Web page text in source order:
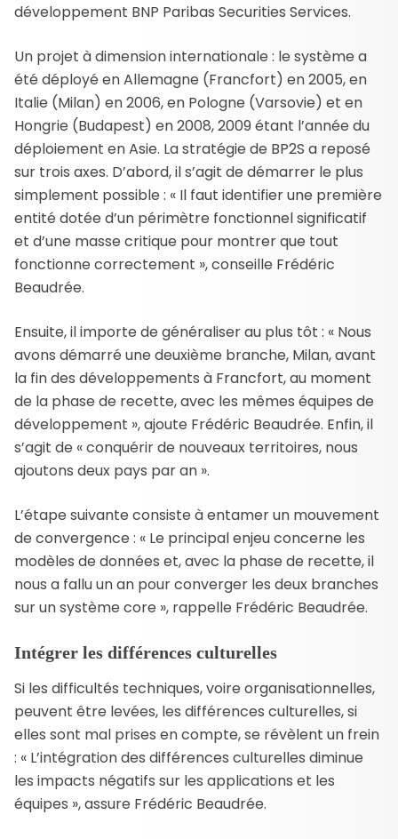
développement BNP Paribas Securities Services.
Un projet à dimension internationale : le système a
été déployé en Allemagne (Francfort) en 2005, en
Italie (Milan) en 2006, en Pologne (Varsovie) et en
Hongrie (Budapest) en 2008, 2009 étant l’année du
déploiement en Asie. La stratégie de BP2S a reposé
sur trois axes. D’abord, il s’agit de démarrer le plus
simplement possible : « Il faut identifier une première
entité dotée d’un périmètre fonctionnel significatif
et d’une masse critique pour montrer que tout
fonctionne correctement », conseille Frédéric
Beaudrée.
Ensuite, il importe de généraliser au plus tôt : « Nous
avons démarré une deuxième branche, Milan, avant
la fin des développements à Francfort, au moment
de la phase de recette, avec les mêmes équipes de
développement », ajoute Frédéric Beaudrée. Enfin, il
s’agit de « conquérir de nouveaux territoires, nous
ajoutons deux pays par an ».
L’étape suivante consiste à entamer un mouvement
de convergence : « Le principal enjeu concerne les
modèles de données et, avec la phase de recette, il
nous a fallu un an pour converger les deux branches
sur un système core », rappelle Frédéric Beaudrée.
Intégrer les différences culturelles
Si les difficultés techniques, voire organisationnelles,
peuvent être levées, les différences culturelles, si
elles sont mal prises en compte, se révèlent un frein
: « L’intégration des différences culturelles diminue
les impacts négatifs sur les applications et les
équipes », assure Frédéric Beaudrée.